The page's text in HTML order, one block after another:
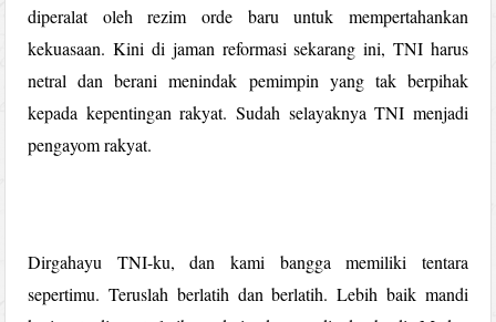
diperalat oleh rezim orde baru untuk mempertahankan
kekuasaan. Kini di jaman reformasi sekarang ini, TNI harus
netral dan berani menindak pemimpin yang tak berpihak
kepada kepentingan rakyat. Sudah selayaknya TNI menjadi
pengayom rakyat.
Dirgahayu TNI-ku, dan kami bangga memiliki tentara
sepertimu. Teruslah berlatih dan berlatih. Lebih baik mandi